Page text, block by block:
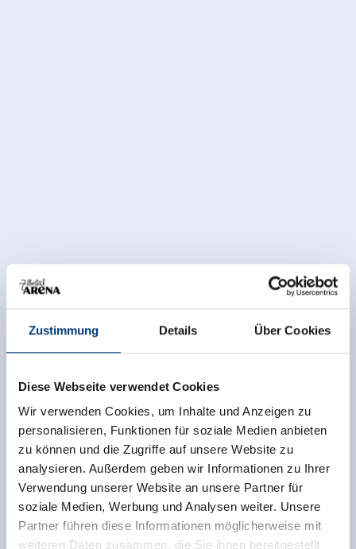
Zustimmung Details Über Cookies
Diese Webseite verwendet Cookies
Wir verwenden Cookies, um Inhalte und Anzeigen zu
personalisieren, Funktionen für soziale Medien anbieten
zu können und die Zugriffe auf unsere Website zu
analysieren. Außerdem geben wir Informationen zu Ihrer
Verwendung unserer Website an unsere Partner für
soziale Medien, Werbung und Analysen weiter. Unsere
Partner führen diese Informationen möglicherweise mit
weiteren Daten zusammen, die Sie ihnen bereitgestellt